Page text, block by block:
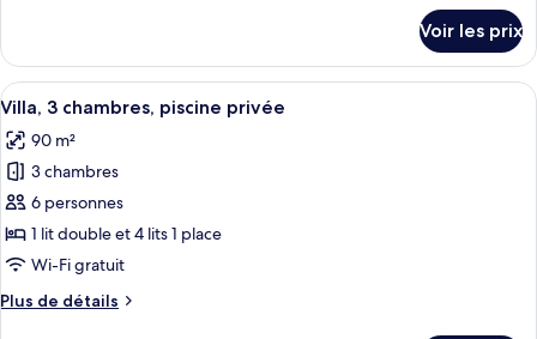
jardin
le
type
de
Appartement
Deluxe,
jardin
Voir les prix
Afficher
toutes
les
photos
pour
ce
type
chambre :
Une chambre moderne avec un
12
Villa, 3 chambres, piscine privée
90 m²
3 chambres
6 personnes
1 lit double et 4 lits 1 place
Wi-Fi gratuit
Plus de détails
Plus